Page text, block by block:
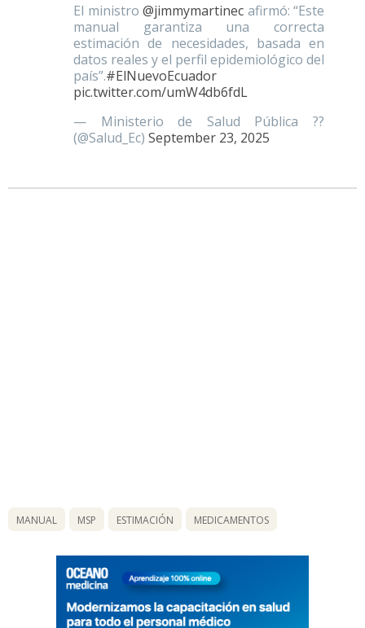
El ministro @jimmymartinec afirmó: “Este
manual garantiza una correcta
estimación de necesidades, basada en
datos reales y el perfil epidemiológico del
país”.#ElNuevoEcuador
pic.twitter.com/umW4db6fdL
— Ministerio de Salud Pública ??
(@Salud_Ec) September 23, 2025
MANUAL MSP ESTIMACIÓN MEDICAMENTOS